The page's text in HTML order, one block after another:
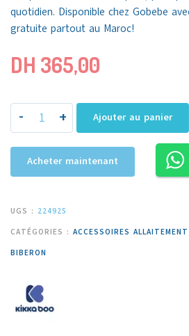
quotidien. Disponible chez Gobebe
gratuite partout au Maroc!
DH 365,00
- + Ajouter au panier
Acheter maintenant
UGS : 224925
CATÉGORIES : ACCESSOIRES ALLAITEMENT
BIBERON